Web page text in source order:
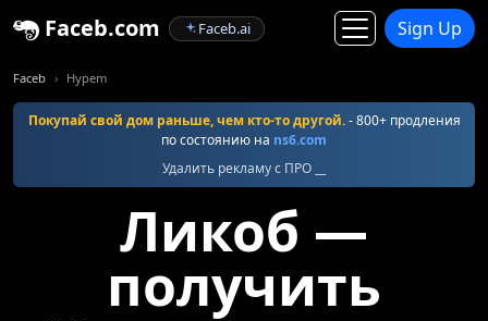
Faceb.com Faceb.ai Sign Up
Faceb Hypem
Покупай свой дом раньше, чем кто-то другой.- 800+ продления
по состоянию на ns6.com
Удалить рекламу с ПРО __
Ликоб —
получить